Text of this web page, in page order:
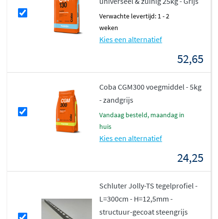
Verwachte levertijd: 1 - 2
weken
Kies een alternatief
52,65
Coba CGM300 voegmiddel - 5kg
- zandgrijs
vandaag besteld, maandag in
huis
Kies een alternatief
24,25
Schluter Jolly-TS tegelprofiel -
L=300cm - H=12,5mm -
structuur-gecoat steengrijs